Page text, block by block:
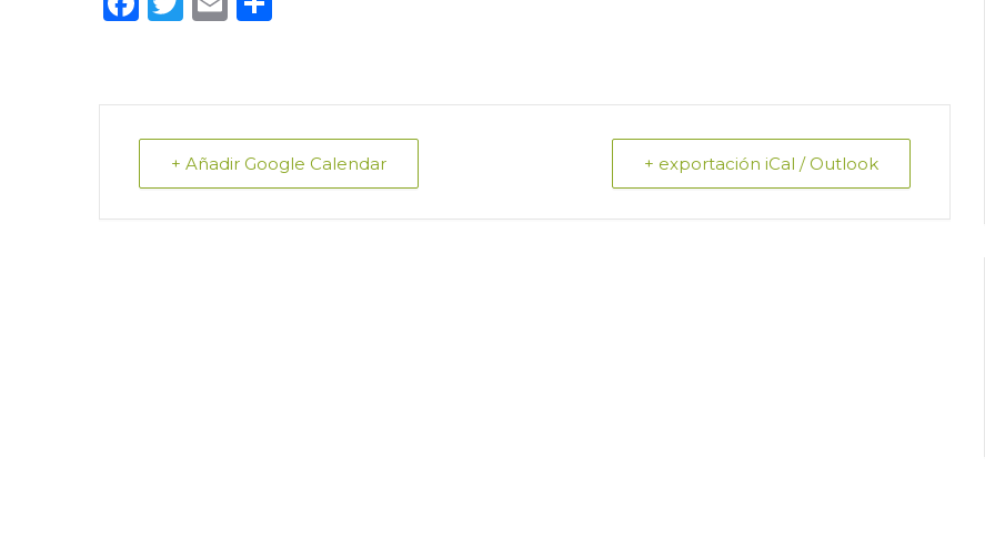
+ Añadir Google Calendar + exportación iCal / Outlook